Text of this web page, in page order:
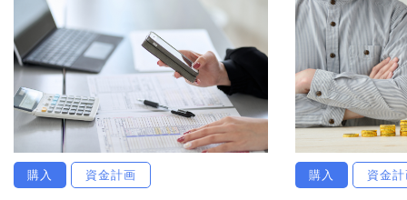
購入 資金計画 購入 資金